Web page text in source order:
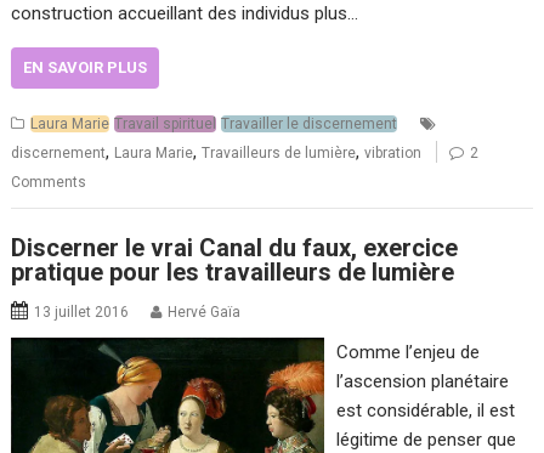
construction accueillant des individus plus…
EN SAVOIR PLUS
Laura Marie Travail spirituel Travailler le discernement
discernement, Laura Marie,Travailleurs de lumière,vibration
2
Comments
Discerner le vrai Canal du faux, exercice
pratique pour les travailleurs de lumière
13 juillet 2016 Hervé Gaïa
Comme l’enjeu de
l’ascension planétaire
est considérable, il est
légitime de penser que